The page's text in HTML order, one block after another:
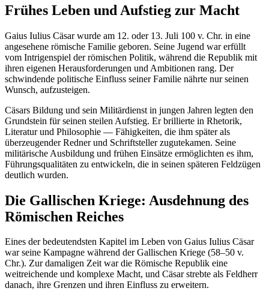
Frühes Leben und Aufstieg zur Macht
Gaius Iulius Cäsar wurde am 12. oder 13. Juli 100 v. Chr. in eine
angesehene römische Familie geboren. Seine Jugend war erfüllt
vom Intrigenspiel der römischen Politik, während die Republik mit
ihren eigenen Herausforderungen und Ambitionen rang. Der
schwindende politische Einfluss seiner Familie nährte nur seinen
Wunsch, aufzusteigen.
Cäsars Bildung und sein Militärdienst in jungen Jahren legten den
Grundstein für seinen steilen Aufstieg. Er brillierte in Rhetorik,
Literatur und Philosophie — Fähigkeiten, die ihm später als
überzeugender Redner und Schriftsteller zugutekamen. Seine
militärische Ausbildung und frühen Einsätze ermöglichten es ihm,
Führungsqualitäten zu entwickeln, die in seinen späteren Feldzügen
deutlich wurden.
Die Gallischen Kriege: Ausdehnung des
Römischen Reiches
Eines der bedeutendsten Kapitel im Leben von Gaius Iulius Cäsar
war seine Kampagne während der Gallischen Kriege (58–50 v.
Chr.). Zur damaligen Zeit war die Römische Republik eine
weitreichende und komplexe Macht, und Cäsar strebte als Feldherr
danach, ihre Grenzen und ihren Einfluss zu erweitern.